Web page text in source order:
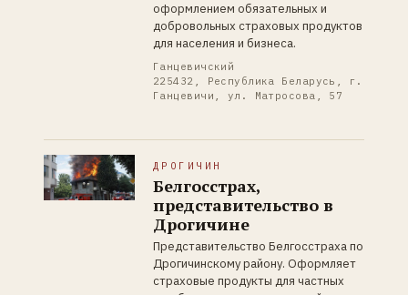
оформлением обязательных и
добровольных страховых продуктов
для населения и бизнеса.
Ганцевичский
225432, Республика Беларусь, г.
Ганцевичи, ул. Матросова, 57
ДРОГИЧИН
Белгосстрах,
представительство в
Дрогичине
Представительство Белгосстраха по
Дрогичинскому району. Оформляет
страховые продукты для частных